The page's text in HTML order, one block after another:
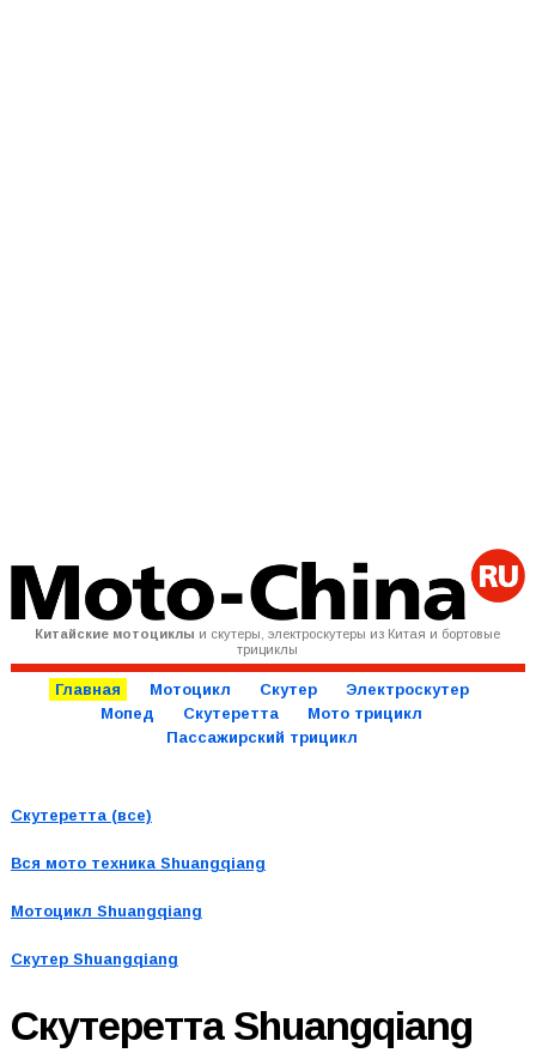
Китайские мотоциклы и скутеры, электроскутеры из Китая и бортовые
трициклы
Главная Мотоцикл Скутер
Электроскутер
Мопед
Скутеретта
Мото трицикл
Пассажирский трицикл
Скутеретта (все)
Вся мото техника Shuangqiang
Мотоцикл Shuangqiang
Скутер Shuangqiang
Скутеретта Shuangqiang